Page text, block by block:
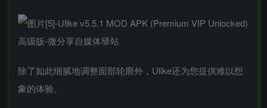
除了如此细腻地调整面部轮廓外，Ulike还为您提供难以想
象的体验。